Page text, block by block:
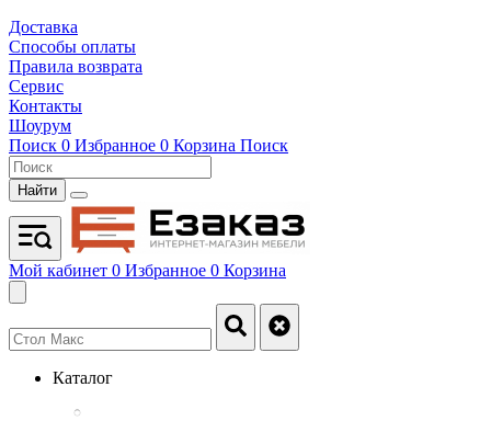
Доставка
Способы оплаты
Правила возврата
Сервис
Контакты
Шоурум
Поиск 0 Избранное 0 Корзина Поиск
Найти
Мой кабинет 0 Избранное 0 Корзина
Каталог